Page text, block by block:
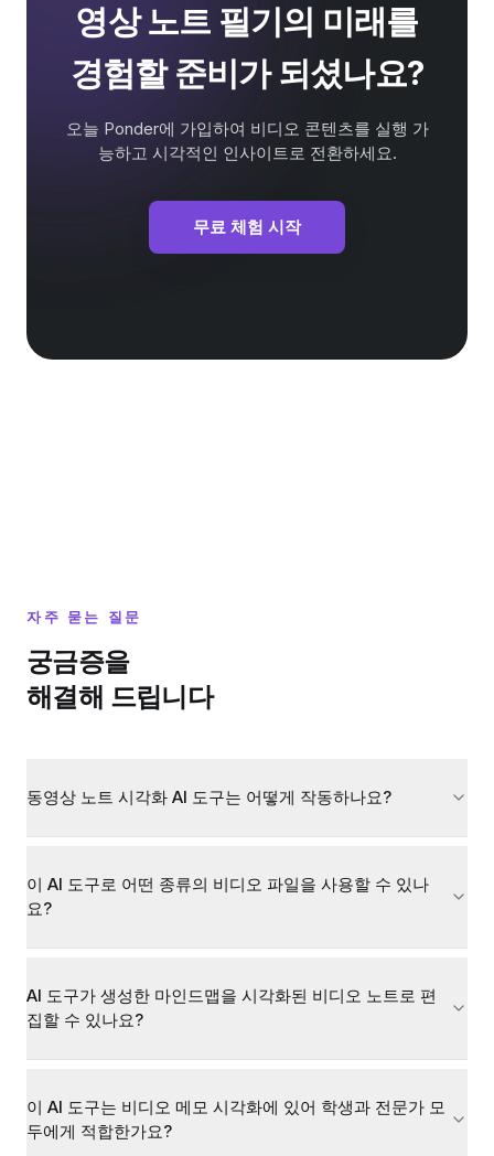
영상 노트 필기의 미래를
경험할 준비가 되셨나요?
오늘 Ponder에 가입하여 비디오 콘텐츠를 실행 가
능하고 시각적인 인사이트로 전환하세요.
무료 체험 시작
자주 묻는 질문
궁금증을
해결해 드립니다
동영상 노트 시각화 AI 도구는 어떻게 작동하나요?
이 AI 도구로 어떤 종류의 비디오 파일을 사용할 수 있나
요?
AI 도구가 생성한 마인드맵을 시각화된 비디오 노트로 편
집할 수 있나요?
이 AI 도구는 비디오 메모 시각화에 있어 학생과 전문가 모
두에게 적합한가요?